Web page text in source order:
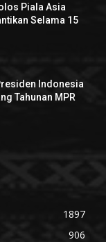
Piala Asia
Selama 15
Indonesia
Tahunan MPR
1897
906